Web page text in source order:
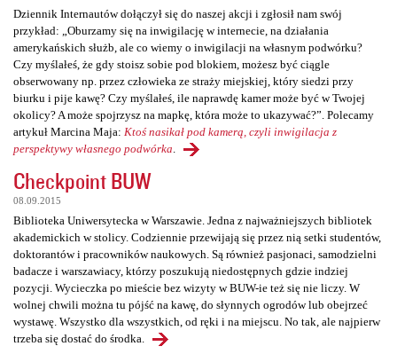
Dziennik Internautów dołączył się do naszej akcji i zgłosił nam swój
przykład: „Oburzamy się na inwigilację w internecie, na działania
amerykańskich służb, ale co wiemy o inwigilacji na własnym podwórku?
Czy myślałeś, że gdy stoisz sobie pod blokiem, możesz być ciągle
obserwowany np. przez człowieka ze straży miejskiej, który siedzi przy
biurku i pije kawę? Czy myślałeś, ile naprawdę kamer może być w Twojej
okolicy? A może spojrzysz na mapkę, która może to ukazywać?”. Polecamy
artykuł Marcina Maja: Ktoś nasikał pod kamerą, czyli inwigilacja z
perspektywy własnego podwórka
Checkpoint BUW
08.09.2015
Biblioteka Uniwersytecka w Warszawie. Jedna z najważniejszych bibliotek
akademickich w stolicy. Codziennie przewijają się przez nią setki studentów,
doktorantów i pracowników naukowych. Są również pasjonaci, samodzielni
badacze i warszawiacy, którzy poszukują niedostępnych gdzie indziej
pozycji. Wycieczka po mieście bez wizyty w BUW-ie też się nie liczy. W
wolnej chwili można tu pójść na kawę, do słynnych ogrodów lub obejrzeć
wystawę. Wszystko dla wszystkich, od ręki i na miejscu. No tak, ale najpierw
trzeba się dostać do środka.